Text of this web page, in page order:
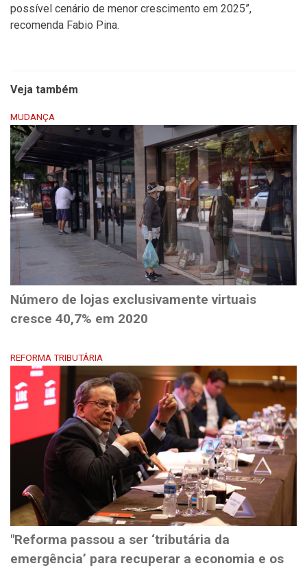
possível cenário de menor crescimento em 2025”,
recomenda Fabio Pina.
Veja também
MUDANÇA
Número de lojas exclusivamente virtuais
cresce 40,7% em 2020
REFORMA TRIBUTÁRIA
"Reforma passou a ser ‘tributária da
emergência’ para recuperar a economia e os